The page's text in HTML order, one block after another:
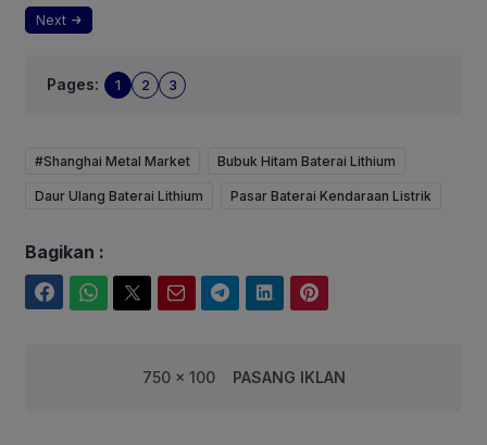
Next
Pages: 1 2 3
#Shanghai Metal Market Bubuk Hitam Baterai Lithium
Daur Ulang Baterai Lithium Pasar Baterai Kendaraan Listrik
Bagikan :
750 x 100 PASANG IKLAN